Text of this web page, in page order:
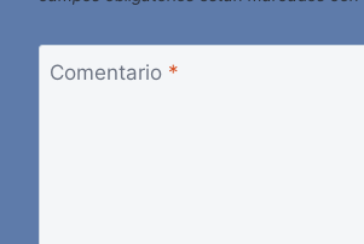
Comentario *